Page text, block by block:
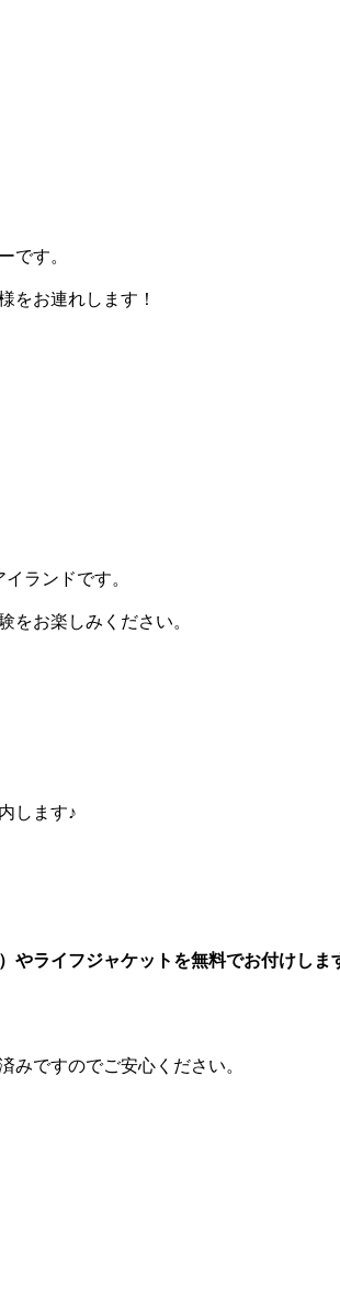
です。
をお連れします！
ランドです。
をお楽しみください。
します♪
やライフジャケットを無料でお付けしま
みですのでご安心ください。